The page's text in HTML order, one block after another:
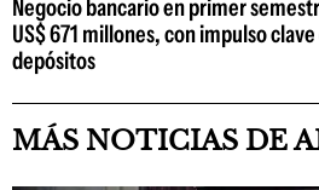
Negocio bancario en primer
US$ 671 millones, con impulso
depósitos
MÁS NOTICIAS DE